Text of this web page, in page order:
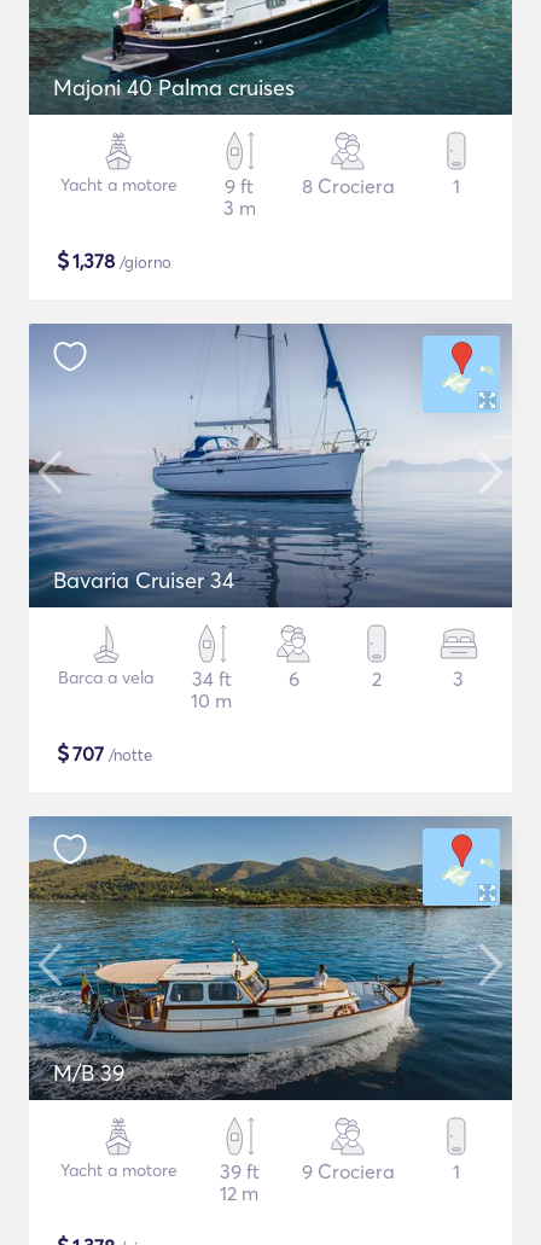
Majoni 40 Palma cruises
Yacht a motore
9 ft
3 m
8 Crociera 1
$1,378 /giorno
Bavaria Cruiser 34
Barca a vela
34 ft
10 m
6 2 3
$707 /notte
M/B 39
Yacht a motore
39 ft
12 m
9 Crociera 1